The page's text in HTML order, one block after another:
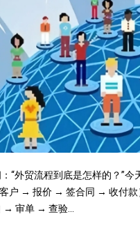
“外贸流程到底是怎样的？”
户 → 报价 → 签合同 → 收付
→ 审单 → 查验...